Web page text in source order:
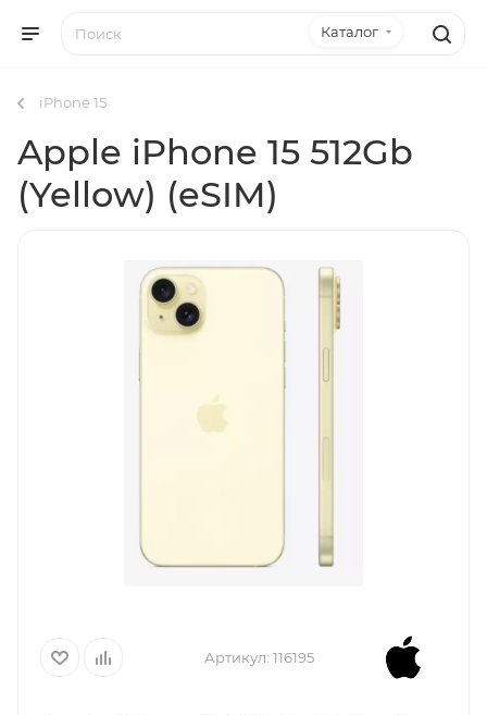
Каталог
iPhone 15
Apple iPhone 15 512Gb
(Yellow) (eSIM)
Артикул: 116195